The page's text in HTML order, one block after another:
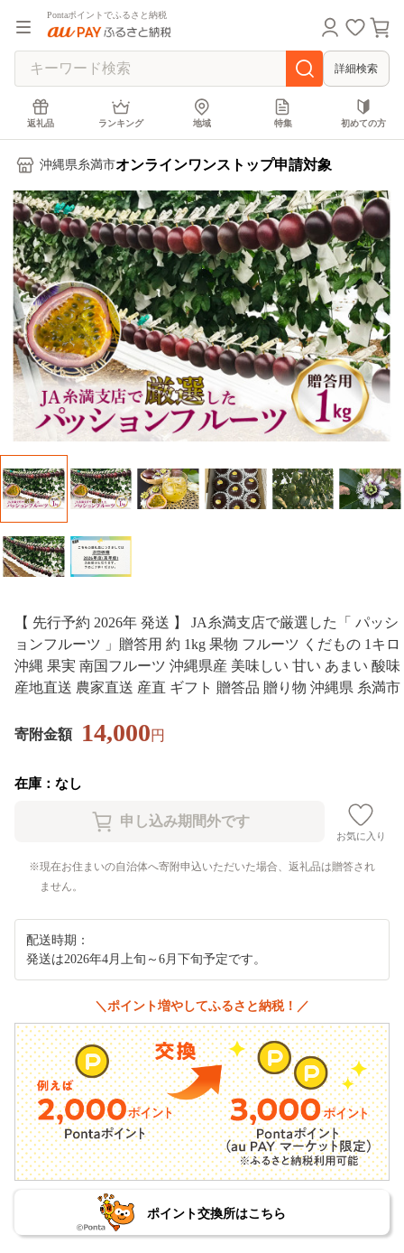
Pontaポイントでふるさと納税
詳細検索
返礼品 ランキング 地域 特集 初めての方
沖縄県糸満市オンラインワンストップ申請対象
【 先行予約 2026年 発送 】 JA糸満支店で厳選した「 パッシ
ョンフルーツ 」贈答用 約 1kg 果物 フルーツ くだもの 1キロ
沖縄 果実 南国フルーツ 沖縄県産 美味しい 甘い あまい 酸味
産地直送 農家直送 産直 ギフト 贈答品 贈り物 沖縄県 糸満市
寄附金額 14,000円
在庫：なし
お気に入り
現在お住まいの自治体へ寄附申込いただいた場合、返礼品は贈答され
ません。
配送時期：
発送は2026年4月上旬～6月下旬予定です。
＼ポイント増やしてふるさと納税！／
ポイント交換所はこちら